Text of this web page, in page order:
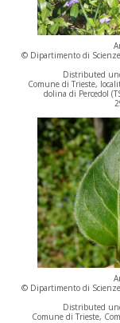
© Dipartimento di
Distributed
Comune di Trieste,
dolina di Percedol
© Dipartimento di
Distributed
Comune di Trieste,